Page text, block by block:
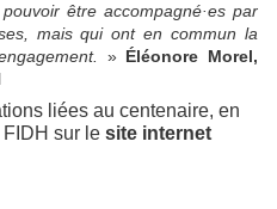
être accompagné·es par
mais qui ont en commun la
» Éléonore Morel,
liées au centenaire, en
FIDH sur le site internet